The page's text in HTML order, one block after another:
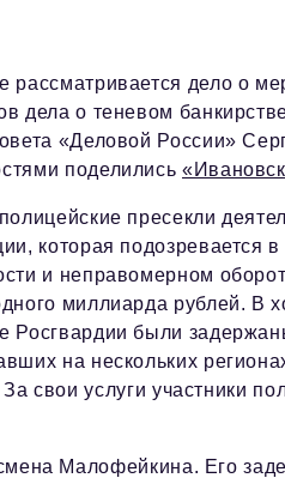
рассматривается дело о
дела о теневом
«Деловой России»
поделились
полицейские пресекли
которая подозревается
и неправомерном
миллиарда рублей. В
Росгвардии были
на нескольких
свои услуги участники
Малофейкина. Его